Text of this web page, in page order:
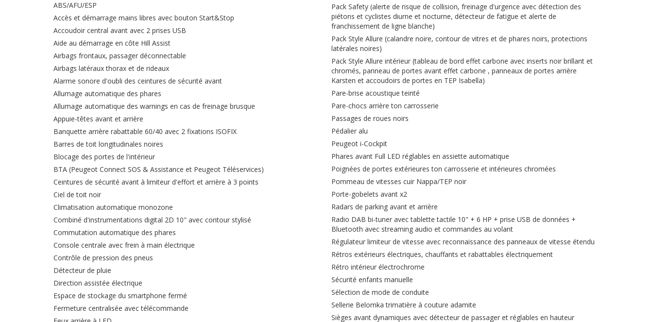
ABS/AFU/ESP
Accès et démarrage mains libres avec bouton Start&Stop
Accoudoir central avant avec 2 prises USB
Aide au démarrage en côte Hill Assist
Airbags frontaux, passager déconnectable
Airbags latéraux thorax et de rideaux
Alarme sonore d'oubli des ceintures de sécurité avant
Allumage automatique des phares
Allumage automatique des warnings en cas de freinage brusque
Appuie-têtes avant et arrière
Banquette arrière rabattable 60/40 avec 2 fixations ISOFIX
Barres de toit longitudinales noires
Blocage des portes de l'intérieur
BTA (Peugeot Connect SOS & Assistance et Peugeot Téléservices)
Ceintures de sécurité avant à limiteur d'effort et arrière à 3 points
Ciel de toit noir
Climatisation automatique monozone
Combiné d'instrumentations digital 2D 10" avec contour stylisé
Commutation automatique des phares
Console centrale avec frein à main électrique
Contrôle de pression des pneus
Détecteur de pluie
Direction assistée électrique
Espace de stockage du smartphone fermé
Fermeture centralisée avec télécommande
Pack Safety (alerte de risque de collision, freinage d'urgence avec détection des
piétons et cyclistes diurne et nocturne, détecteur de fatigue et alerte de
franchissement de ligne blanche)
Pack Style Allure (calandre noire, contour de vitres et de phares noirs, protections
latérales noires)
Pack Style Allure intérieur (tableau de bord effet carbone avec inserts noir brillant et
chromés, panneau de portes avant effet carbone , panneaux de portes arrière
Karsten et accoudoirs de portes en TEP Isabella)
Pare-brise acoustique teinté
Pare-chocs arrière ton carrosserie
Passages de roues noirs
Pédalier alu
Peugeot i-Cockpit
Phares avant Full LED réglables en assiette automatique
Poignées de portes extérieures ton carrosserie et intérieures chromées
Pommeau de vitesses cuir Nappa/TEP noir
Porte-gobelets avant x2
Radars de parking avant et arrière
Radio DAB bi-tuner avec tablette tactile 10" + 6 HP + prise USB de données +
Bluetooth avec streaming audio et commandes au volant
Régulateur limiteur de vitesse avec reconnaissance des panneaux de vitesse étendu
Rétros extérieurs électriques, chauffants et rabattables électriquement
Rétro intérieur électrochrome
Sécurité enfants manuelle
Sélection de mode de conduite
Sellerie Belomka trimatière à couture adamite
Sièges avant dynamiques avec détecteur de passager et réglables en hauteur